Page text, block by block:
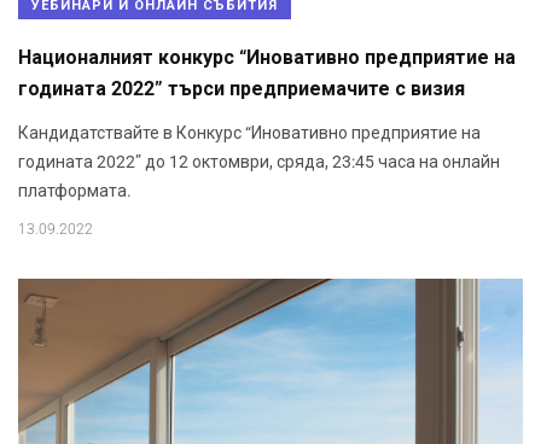
УЕБИНАРИ И ОНЛАЙН СЪБИТИЯ
Националният конкурс “Иновативно предприятие на
годината 2022” търси предприемачите с визия
Кандидатствайте в Конкурс “Иновативно предприятие на
годината 2022” до 12 октомври, сряда, 23:45 часа на онлайн
платформата.
13.09.2022